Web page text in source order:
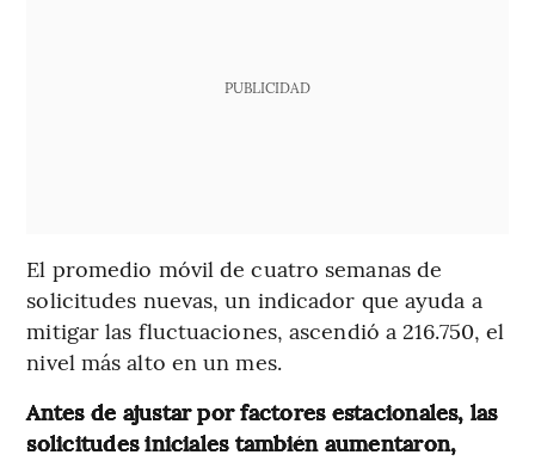
PUBLICIDAD
El promedio móvil de cuatro semanas de
solicitudes nuevas, un indicador que ayuda a
mitigar las fluctuaciones, ascendió a 216.750, el
nivel más alto en un mes.
Antes de ajustar por factores estacionales, las
solicitudes iniciales también aumentaron,